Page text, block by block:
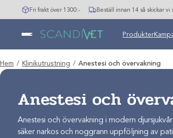
Hoppa
till
Fri frakt över 1300:- Beställ innan 14 så skickar vi
Produkter
Hem / Klinikutrustning / Anestesi och övervakning
Anestesi och
Anestesi och övervakning i modern
säker narkos och noggrann uppföljning av